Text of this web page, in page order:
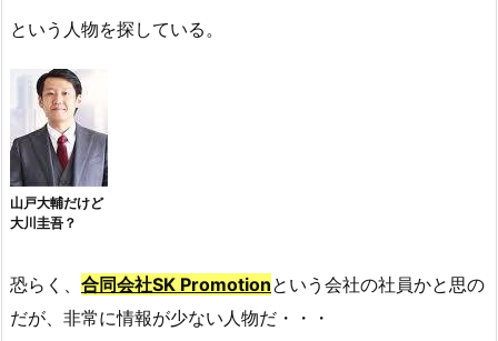
という人物を探している。
山戸大輔だけど
大川圭吾？
恐らく、 合同会社SK Promotionという会社の社員かと思の
だが、非常に情報が少ない人物だ・・・